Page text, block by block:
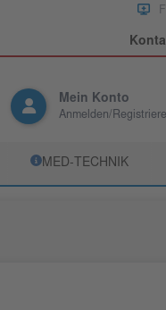
Mein Konto
Anmelden/
­MED‑TECHNIK